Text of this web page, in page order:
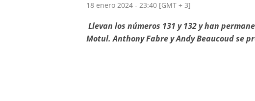
18 enero 2024 - 23:40 [GMT + 3]
Llevan los números 131 y 132 y han
Motul. Anthony Fabre y Andy Beaucoud se